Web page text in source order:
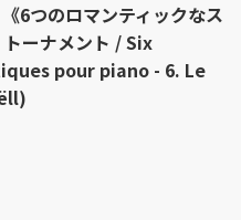
6つのロマンティックなス
ーナメント / Six
pour piano - 6. Le